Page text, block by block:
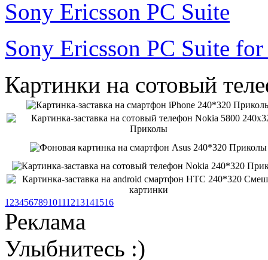
Sony Ericsson PC Suite
Sony Ericsson PC Suite
Картинки на сотовый
1 2345678910111213141516
Реклама
Улыбнитесь :)